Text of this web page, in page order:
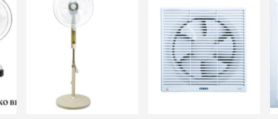
và nhiều ưu đãi khác
và nhiều ưu đãi khác